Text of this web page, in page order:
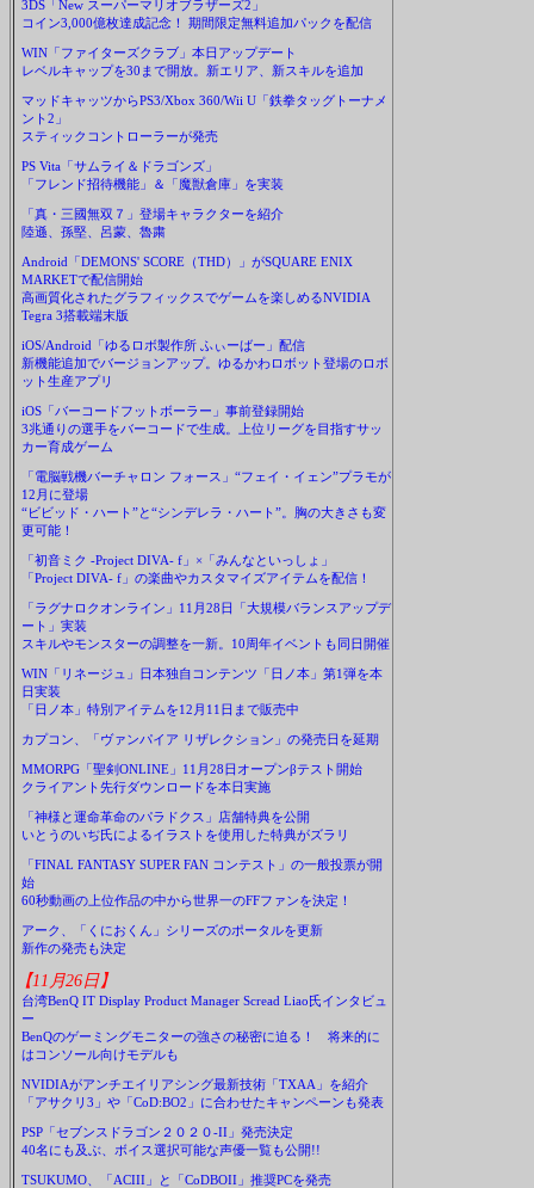
3DS「New スーパーマリオブラザーズ2」
コイン3,000億枚達成記念！ 期間限定無料追加パックを配信
WIN「ファイターズクラブ」本日アップデート
レベルキャップを30まで開放。新エリア、新スキルを追加
マッドキャッツからPS3/Xbox 360/Wii U「鉄拳タッグトーナメ
ント2」
スティックコントローラーが発売
PS Vita「サムライ＆ドラゴンズ」
「フレンド招待機能」＆「魔獣倉庫」を実装
「真・三國無双７」登場キャラクターを紹介
陸遜、孫堅、呂蒙、魯粛
Android「DEMONS' SCORE（THD）」がSQUARE ENIX
MARKETで配信開始
高画質化されたグラフィックスでゲームを楽しめるNVIDIA
Tegra 3搭載端末版
iOS/Android「ゆるロボ製作所 ふぃーばー」配信
新機能追加でバージョンアップ。ゆるかわロボット登場のロボ
ット生産アプリ
iOS「バーコードフットボーラー」事前登録開始
3兆通りの選手をバーコードで生成。上位リーグを目指すサッ
カー育成ゲーム
「電脳戦機バーチャロン フォース」“フェイ・イェン”プラモが
12月に登場
“ビビッド・ハート”と“シンデレラ・ハート”。胸の大きさも変
更可能！
「初音ミク -Project DIVA- f」×「みんなといっしょ」
「Project DIVA- f」の楽曲やカスタマイズアイテムを配信！
「ラグナロクオンライン」11月28日「大規模バランスアップデ
ート」実装
スキルやモンスターの調整を一新。10周年イベントも同日開催
WIN「リネージュ」日本独自コンテンツ「日ノ本」第1弾を本
日実装
「日ノ本」特別アイテムを12月11日まで販売中
カプコン、「ヴァンパイア リザレクション」の発売日を延期
MMORPG「聖剣ONLINE」11月28日オープンβテスト開始
クライアント先行ダウンロードを本日実施
「神様と運命革命のパラドクス」店舗特典を公開
いとうのいぢ氏によるイラストを使用した特典がズラリ
「FINAL FANTASY SUPER FAN コンテスト」の一般投票が開
始
60秒動画の上位作品の中から世界一のFFファンを決定！
アーク、「くにおくん」シリーズのポータルを更新
新作の発売も決定
【11月26日】
台湾BenQ IT Display Product Manager Scread Liao氏インタビュ
ー
BenQのゲーミングモニターの強さの秘密に迫る！ 将来的に
はコンソール向けモデルも
NVIDIAがアンチエイリアシング最新技術「TXAA」を紹介
「アサクリ3」や「CoD:BO2」に合わせたキャンペーンも発表
PSP「セブンスドラゴン２０２０-II」発売決定
40名にも及ぶ、ボイス選択可能な声優一覧も公開!!
TSUKUMO、「ACIII」と「CoDBOII」推奨PCを発売